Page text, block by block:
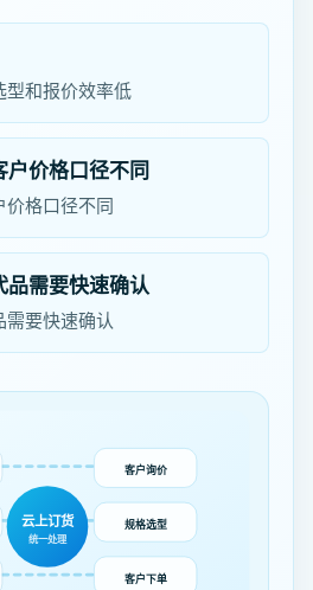
型和报价效率低
价格口径不同
价格口径不同
品需要快速确认
要快速确认
云上订货
统一处理
客户询价
规格选型
客户下单